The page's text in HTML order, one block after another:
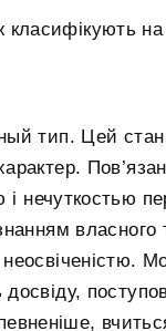
класифікують на
тип. Цей
і нечуткостью
власного